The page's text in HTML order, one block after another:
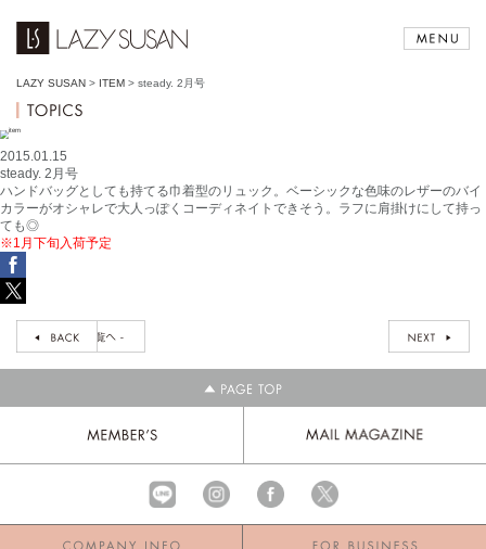
LAZY SUSAN > ITEM > steady. 2月号
2015.01.15
steady. 2月号
ハンドバッグとしても持てる巾着型のリュック。ベーシックな色味のレザーのバイ
カラーがオシャレで大人っぽくコーディネイトできそう。ラフに肩掛けにして持っ
ても◎
※1月下旬入荷予定